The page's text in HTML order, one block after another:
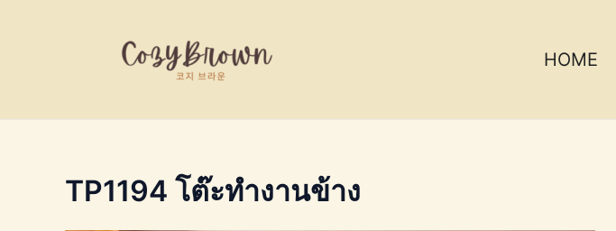
HOME
TP1194 โต๊ะทำงานข้าง